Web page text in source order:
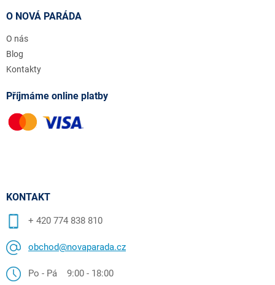
O NOVÁ PARÁDA
O nás
Blog
Kontakty
Příjmáme online platby
KONTAKT
+ 420 774 838 810
obchod@novaparada.cz
Po - Pá 9:00 - 18:00